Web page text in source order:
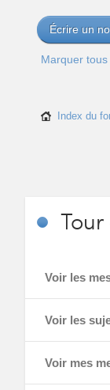
Écrire un
Marquer
Index du
Tour
Voir les
Voir les
Voir mes